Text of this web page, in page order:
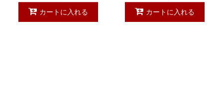
カートに入れる
カートに入れる